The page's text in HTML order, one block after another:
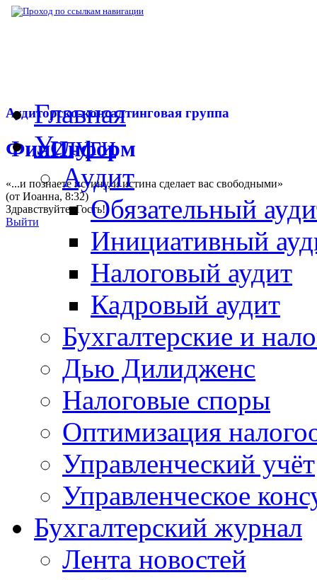
Аудиторско-консалтинговая группа
ФинИнформ
«...и познаете истину, и истина сделает вас свободными»
(от Иоанна, 8:32)
Здравствуйте,Гость!
Выйти
Главная
Услуги
Аудит
Обязательный
Инициативный
Налоговый аудит
Кадровый аудит
Бухгалтерские и
Дью Дилидженс
Налоговые споры
Оптимизация
Управленческий учёт
Управленческое
Бухгалтерский журнал
Лента новостей